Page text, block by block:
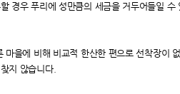
경우 푸리에 성만큼의 세금을 거두어들일 수
마을에 비해 비교적 한산한 편으로 선착장이
지 않습니다.